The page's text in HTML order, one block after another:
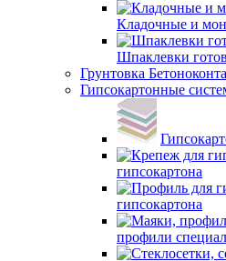
Кладочные и
Шпаклевки
Грунтовка
Гипсокартонные
гипсокартона
гипсокартона
профили